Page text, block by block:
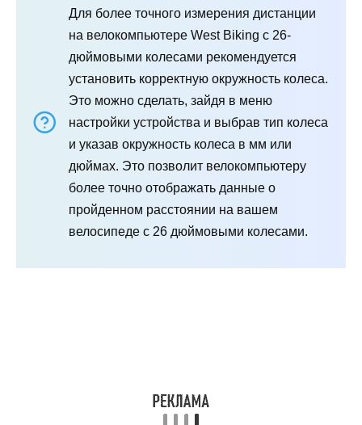
Для более точного измерения дистанции
на велокомпьютере West Biking с 26-
дюймовыми колесами рекомендуется
установить корректную окружность колеса.
Это можно сделать, зайдя в меню
настройки устройства и выбрав тип колеса
и указав окружность колеса в мм или
дюймах. Это позволит велокомпьютеру
более точно отображать данные о
пройденном расстоянии на вашем
велосипеде с 26 дюймовыми колесами.